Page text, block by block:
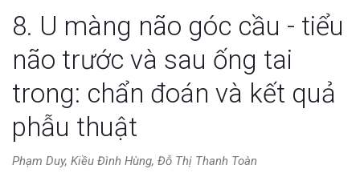
8. U màng não góc cầu - tiểu
não trước và sau ống tai
trong: chẩn đoán và kết quả
phẫu thuật
Phạm Duy, Kiều Đình Hùng, Đỗ Thị Thanh Toàn